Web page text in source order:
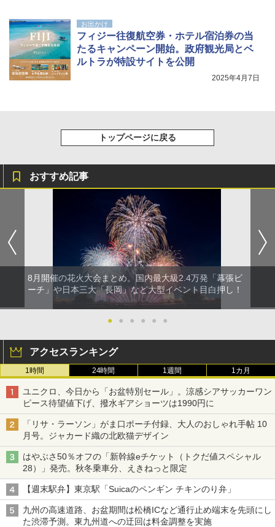
￥-
お出かけ
フィジー往復航空券・ホテル宿泊券の当
たるキャンペーン開始。政府観光局とベ
ルトラが特設サイトを公開
2025年4月7日
トップページに戻る
おすすめ記事
8月開催の花火大会まとめ。国内最大級2.4万発「幕張ビ
ーチ」や日本三大「長岡」など大型イベント目白押し！
● ● ● ● ● ●
アクセスランキング
1時間 24時間 1週間 1カ月
ユニクロ、今日から「お盆特別セール」。涼感シアサッカーワン
ピース待望値下げ、撥水ギアショーツは1990円に
「リサ・ラーソン」がま口ポーチ付録、大人のおしゃれ手帖 10
月号。ジャカード織の北欧猫デザイン
はやぶさ50％オフの「新幹線eチケット（トクだ値スペシャル
28）」発売。秋冬乗車分、えきねっと限定
【週末駅弁】東京駅「Suicaのペンギン チキンのり弁」
九州の高速道路、お盆期間は松橋ICなど通行止め端末を先頭にし
た渋滞予測。東九州道への迂回は料金調整を実施